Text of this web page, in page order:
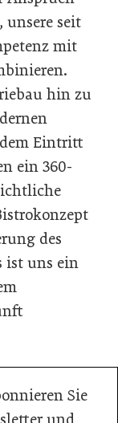
unsere seit
mit
hin zu
Eintritt
ein 360-
des
ist uns ein
Sie